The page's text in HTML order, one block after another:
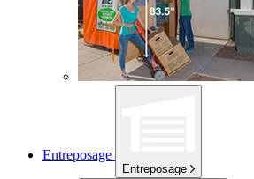
Entreposage
Entreposage